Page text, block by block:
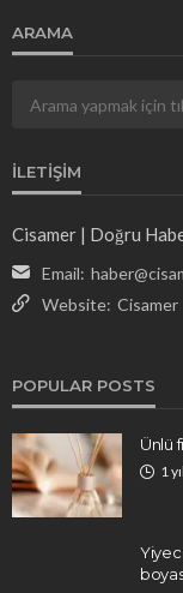
ARAMA
İLETIŞIM
Cisamer | Doğru
Email:
Website: Cisamer
POPULAR POSTS
Ünlü
1